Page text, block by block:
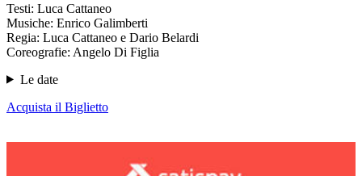
Testi: Luca Cattaneo
Musiche: Enrico Galimberti
Regia: Luca Cattaneo e Dario Belardi
Coreografie: Angelo Di Figlia
Le date
Acquista il Biglietto